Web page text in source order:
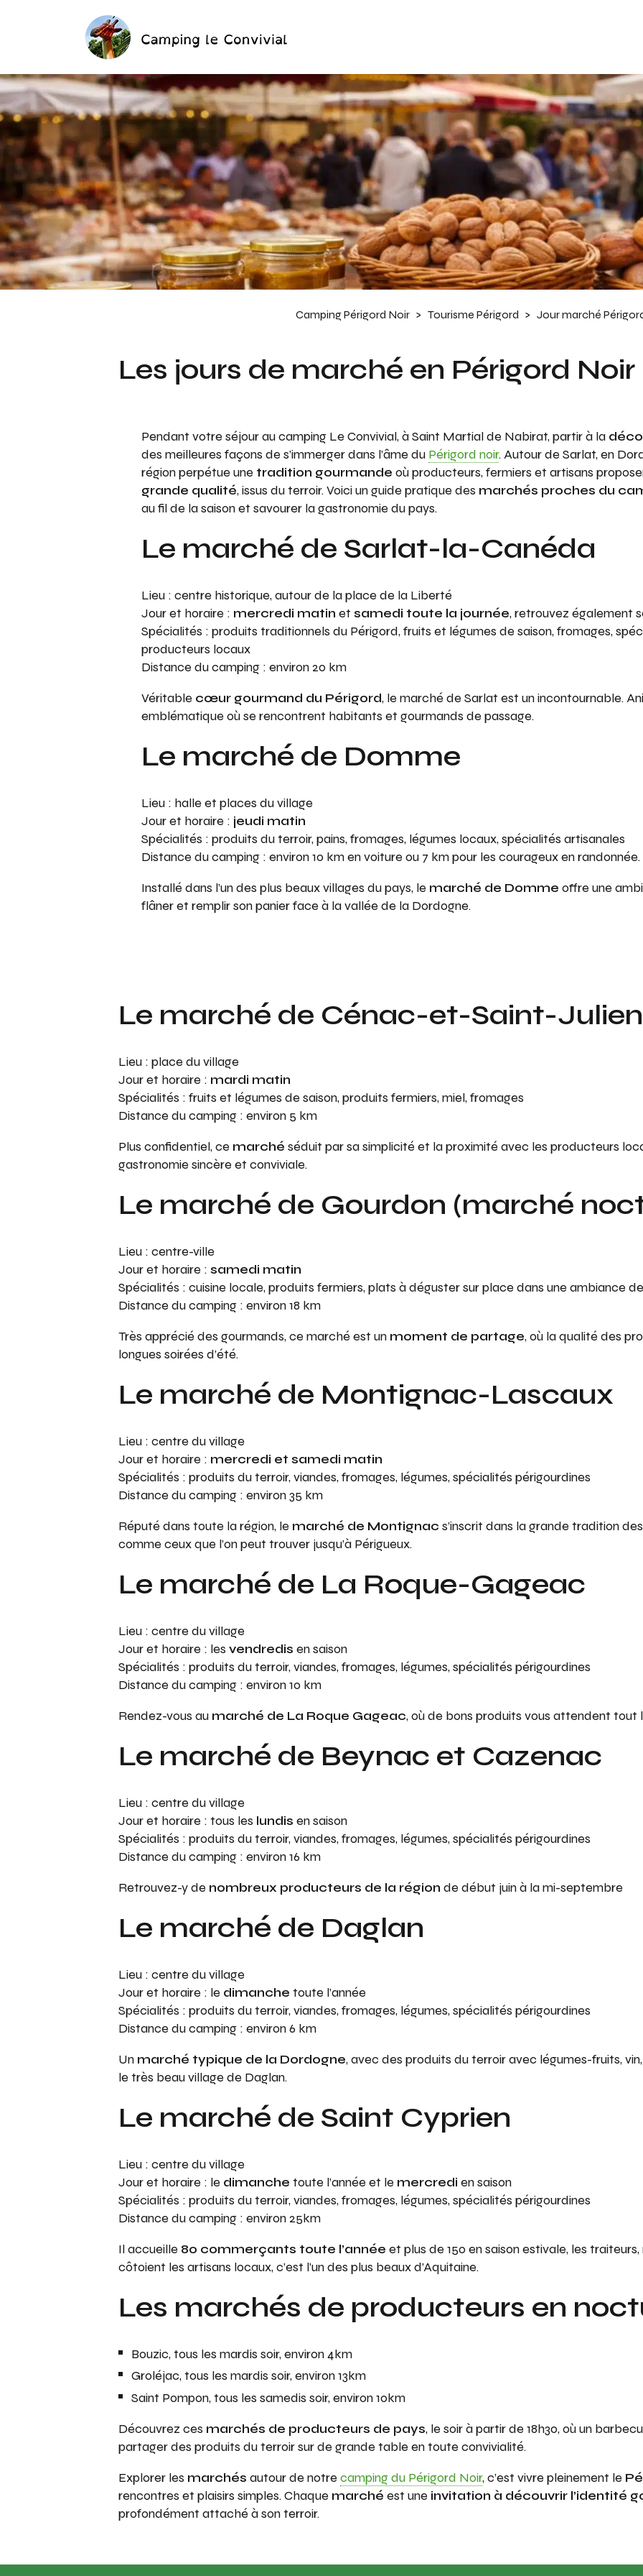
Camping Périgord Noir > Tourisme Périgord > Jour marché
Les jours de marché en Périgord Noir
Pendant votre séjour au camping Le Convivial, à Saint Martial de Nabirat, partir à la
des meilleures façons de s’immerger dans l’âme du Périgord noir. Autour de Sarlat, en
région perpétue une tradition gourmande où producteurs, fermiers et artisans
grande qualité, issus du terroir. Voici un guide pratique des marchés proches du
au fil de la saison et savourer la gastronomie du pays.
Le marché de Sarlat-la-Canéda
Lieu : centre historique, autour de la place de la Liberté
Jour et horaire : mercredi matin et samedi toute la journée, retrouvez également
Spécialités : produits traditionnels du Périgord, fruits et légumes de saison, fromages,
producteurs locaux
Distance du camping : environ 20 km
Véritable cœur gourmand du Périgord, le marché de Sarlat est un incontournable.
emblématique où se rencontrent habitants et gourmands de passage.
Le marché de Domme
Lieu : halle et places du village
Jour et horaire : jeudi matin
Spécialités : produits du terroir, pains, fromages, légumes locaux, spécialités artisanales
Distance du camping : environ 10 km en voiture ou 7 km pour les courageux en randonnée.
Installé dans l’un des plus beaux villages du pays, le marché de Domme offre une
flâner et remplir son panier face à la vallée de la Dordogne.
Le marché de Cénac-et-Saint-Julien
Lieu : place du village
Jour et horaire : mardi matin
Spécialités : fruits et légumes de saison, produits fermiers, miel, fromages
Distance du camping : environ 5 km
Plus confidentiel, ce marché séduit par sa simplicité et la proximité avec les producteurs
gastronomie sincère et conviviale.
Le marché de Gourdon (marché
Lieu : centre-ville
Jour et horaire : samedi matin
Spécialités : cuisine locale, produits fermiers, plats à déguster sur place dans une ambiance
Distance du camping : environ 18 km
Très apprécié des gourmands, ce marché est un moment de partage, où la qualité des
longues soirées d’été.
Le marché de Montignac-Lascaux
Lieu : centre du village
Jour et horaire : mercredi et samedi matin
Spécialités : produits du terroir, viandes, fromages, légumes, spécialités périgourdines
Distance du camping : environ 35 km
Réputé dans toute la région, le marché de Montignac s’inscrit dans la grande tradition
comme ceux que l’on peut trouver jusqu’à Périgueux.
Le marché de La Roque-Gageac
Lieu : centre du village
Jour et horaire : les vendredis en saison
Spécialités : produits du terroir, viandes, fromages, légumes, spécialités périgourdines
Distance du camping : environ 10 km
Rendez-vous au marché de La Roque Gageac, où de bons produits vous attendent tout
Le marché de Beynac et Cazenac
Lieu : centre du village
Jour et horaire : tous les lundis en saison
Spécialités : produits du terroir, viandes, fromages, légumes, spécialités périgourdines
Distance du camping : environ 16 km
Retrouvez-y de nombreux producteurs de la région de début juin à la mi-septembre
Le marché de Daglan
Lieu : centre du village
Jour et horaire : le dimanche toute l’année
Spécialités : produits du terroir, viandes, fromages, légumes, spécialités périgourdines
Distance du camping : environ 6 km
Un marché typique de la Dordogne, avec des produits du terroir avec légumes-fruits,
le très beau village de Daglan.
Le marché de Saint Cyprien
Lieu : centre du village
Jour et horaire : le dimanche toute l’année et le mercredi en saison
Spécialités : produits du terroir, viandes, fromages, légumes, spécialités périgourdines
Distance du camping : environ 25km
Il accueille 80 commerçants toute l’année et plus de 150 en saison estivale, les
côtoient les artisans locaux, c’est l’un des plus beaux d’Aquitaine.
Les marchés de producteurs en
Bouzic, tous les mardis soir, environ 4km
Groléjac, tous les mardis soir, environ 13km
Saint Pompon, tous les samedis soir, environ 10km
Découvrez ces marchés de producteurs de pays, le soir à partir de 18h30, où un
partager des produits du terroir sur de grande table en toute convivialité.
Explorer les marchés autour de notre camping du Périgord Noir, c’est vivre pleinement le
rencontres et plaisirs simples. Chaque marché est une invitation à découvrir l’identité
profondément attaché à son terroir.